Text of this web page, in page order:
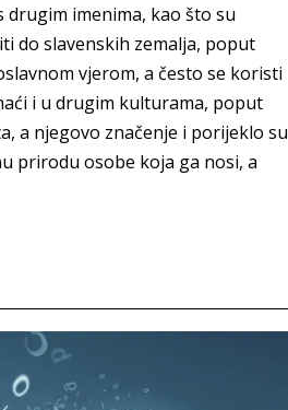
drugim imenima, kao što su
do slavenskih zemalja, poput
vjerom, a često se koristi
i u drugim kulturama, poput
a njegovo značenje i porijeklo su
prirodu osobe koja ga nosi, a